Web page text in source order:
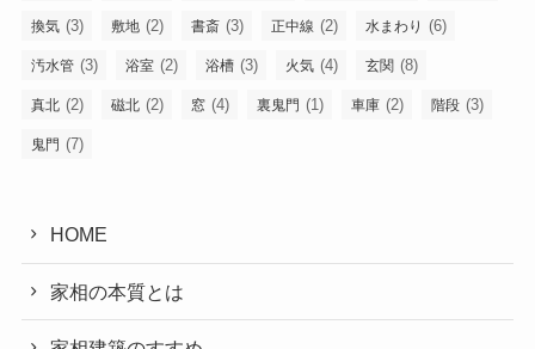
換気 (3) 敷地 (2) 書斎 (3) 正中線 (2) 水まわり (6)
汚水管 (3) 浴室 (2) 浴槽 (3) 火気 (4) 玄関 (8)
真北 (2) 磁北 (2) 窓 (4) 裏鬼門 (1) 車庫 (2) 階段 (3)
鬼門 (7)
HOME
家相の本質とは